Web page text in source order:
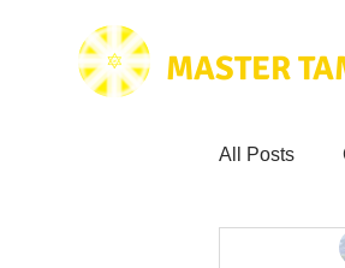
MASTER
All Posts
Hoạt